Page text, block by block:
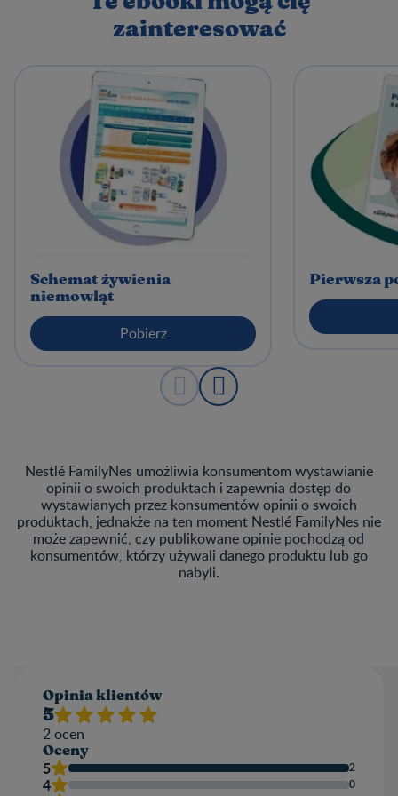
zainteresować
Schemat żywienia
niemowląt
Pobierz
Pierwsza
Nestlé FamilyNes umożliwia konsumentom wystawianie
opinii o swoich produktach i zapewnia dostęp do
wystawianych przez konsumentów opinii o swoich
produktach, jednakże na ten moment Nestlé FamilyNes nie
może zapewnić, czy publikowane opinie pochodzą od
konsumentów, którzy używali danego produktu lub go
nabyli.
Opinia klientów​
5
2ocen
Oceny
5 2
4 0